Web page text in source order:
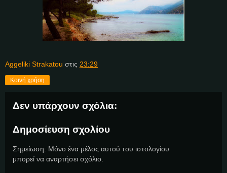
Aggeliki Strakatou στις 23:29
Κοινή χρήση
Δεν υπάρχουν σχόλια:
Δημοσίευση σχολίου
Σημείωση: Μόνο ένα μέλος αυτού του ιστολογίου
μπορεί να αναρτήσει σχόλιο.